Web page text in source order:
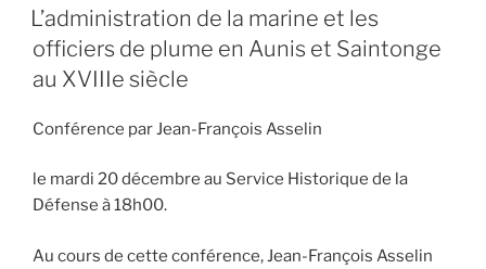
PUBLIÉ
LE
L’administration de la marine et les
officiers de plume en Aunis et Saintonge
au XVIIIe siècle
Conférence par Jean-François Asselin
le mardi 20 décembre au Service Historique de la
Défense à 18h00.
Au cours de cette conférence, Jean-François Asselin